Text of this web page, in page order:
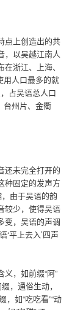
点上创造出的共
，以吴越江南人
浙江、上海、
用人口最多的就
占吴语总人口
台州片、金衢
还未完全打开的
种固定的发声方
由于吴语的韵
较少，使得吴语
变，吴语的声调
‘平上去入’四声
，如前缀“阿”
，通俗生动，
，如“吃吃看”“动